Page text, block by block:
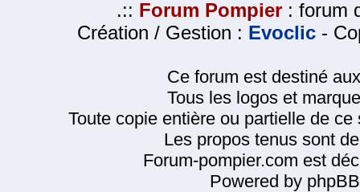
.:: Forum Pompier : forum
Création / Gestion : Evoclic -
Ce forum est destiné
Tous les logos et
Toute copie entière ou partielle de
Les propos tenus sont
Forum-pompier.com est
Powered by